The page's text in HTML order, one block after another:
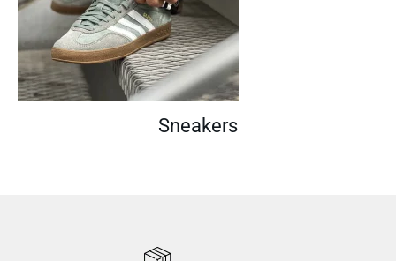
Sneakers